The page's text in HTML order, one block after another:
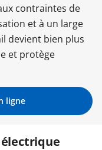
contraintes de
et à un large
devient bien plus
et protège
ligne